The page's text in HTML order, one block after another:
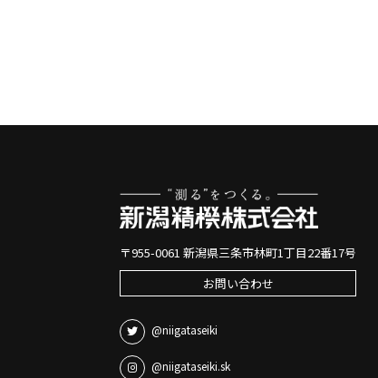
〒955-0061 新潟県三条市林町1丁目22番17号
お問い合わせ
@niigataseiki
@niigataseiki.sk